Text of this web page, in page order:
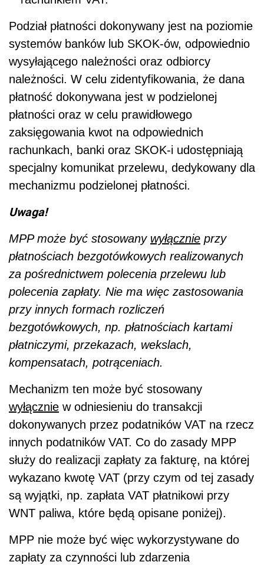
Podział płatności dokonywany jest na poziomie
systemów banków lub SKOK-ów, odpowiednio
wysyłającego należności oraz odbiorcy
należności. W celu zidentyfikowania, że dana
płatność dokonywana jest w podzielonej
płatności oraz w celu prawidłowego
zaksięgowania kwot na odpowiednich
rachunkach, banki oraz SKOK-i udostępniają
specjalny komunikat przelewu, dedykowany dla
mechanizmu podzielonej płatności.
Uwaga!
MPP może być stosowany wyłącznie przy
płatnościach bezgotówkowych realizowanych
za pośrednictwem polecenia przelewu lub
polecenia zapłaty. Nie ma więc zastosowania
przy innych formach rozliczeń
bezgotówkowych, np. płatnościach kartami
płatniczymi, przekazach, wekslach,
kompensatach, potrąceniach.
Mechanizm ten może być stosowany
wyłącznie w odniesieniu do transakcji
dokonywanych przez podatników VAT na rzecz
innych podatników VAT. Co do zasady MPP
służy do realizacji zapłaty za fakturę, na której
wykazano kwotę VAT (przy czym od tej zasady
są wyjątki, np. zapłata VAT płatnikowi przy
WNT paliwa, które będą opisane poniżej).
MPP nie może być więc wykorzystywane do
zapłaty za czynności lub zdarzenia